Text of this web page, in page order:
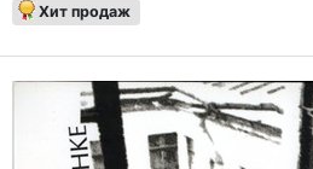
Хит продаж